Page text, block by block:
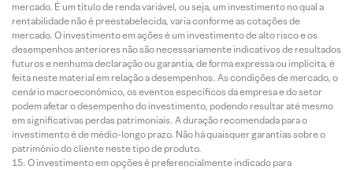
mercado. É um título de renda variável, ou seja, um investimento no qual a
rentabilidade não é preestabelecida, varia conforme as cotações de
mercado. O investimento em ações é um investimento de alto risco e os
desempenhos anteriores não são necessariamente indicativos de resultados
futuros e nenhuma declaração ou garantia, de forma expressa ou implícita, é
feita neste material em relação a desempenhos. As condições de mercado, o
cenário macroeconômico, os eventos específicos da empresa e do setor
podem afetar o desempenho do investimento, podendo resultar até mesmo
em significativas perdas patrimoniais. A duração recomendada para o
investimento é de médio-longo prazo. Não há quaisquer garantias sobre o
patrimônio do cliente neste tipo de produto.
O investimento em opções é preferencialmente indicado para